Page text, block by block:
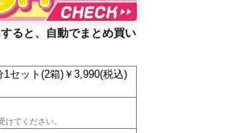
ると、自動でまとめ買い
セット(2箱)￥3,990(税込)
てください。